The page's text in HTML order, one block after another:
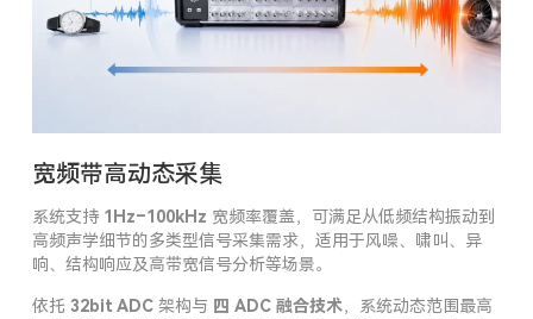
宽频带高动态采集
系统支持 1Hz–100kHz 宽频率覆盖，可满足从低频结构振动到
高频声学细节的多类型信号采集需求，适用于风噪、啸叫、异
响、结构响应及高带宽信号分析等场景。
依托 32bit ADC架构与 四 ADC 融合技术，系统动态范围最高